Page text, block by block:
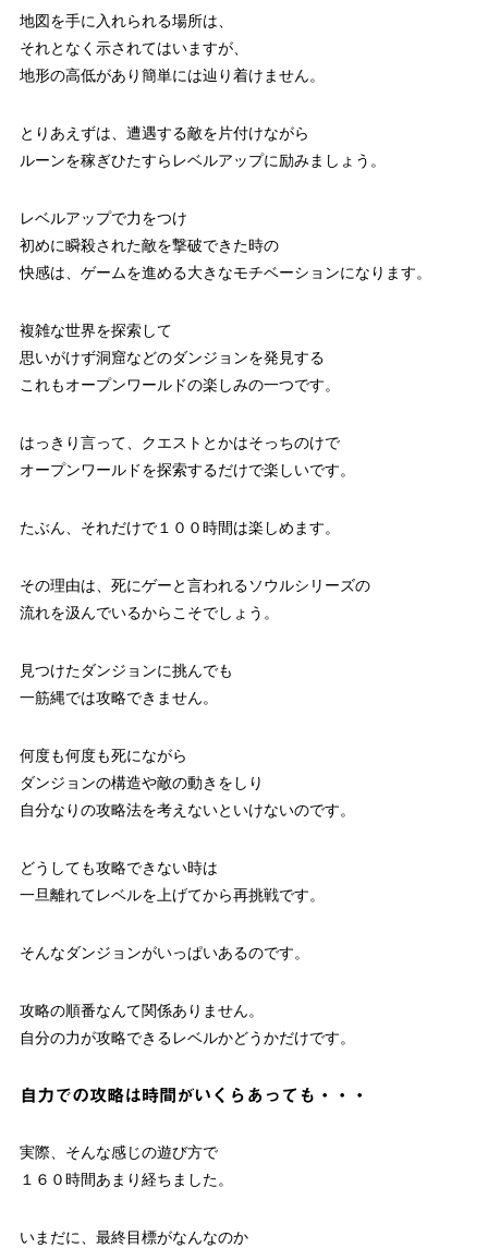
地図を手に入れられる場所は、
それとなく示されてはいますが、
地形の高低があり簡単には辿り着けません。
とりあえずは、遭遇する敵を片付けながら
ルーンを稼ぎひたすらレベルアップに励みましょう。
レベルアップで力をつけ
初めに瞬殺された敵を撃破できた時の
快感は、ゲームを進める大きなモチベーションになります。
複雑な世界を探索して
思いがけず洞窟などのダンジョンを発見する
これもオープンワールドの楽しみの一つです。
はっきり言って、クエストとかはそっちのけで
オープンワールドを探索するだけで楽しいです。
たぶん、それだけで１００時間は楽しめます。
その理由は、死にゲーと言われるソウルシリーズの
流れを汲んでいるからこそでしょう。
見つけたダンジョンに挑んでも
一筋縄では攻略できません。
何度も何度も死にながら
ダンジョンの構造や敵の動きをしり
自分なりの攻略法を考えないといけないのです。
どうしても攻略できない時は
一旦離れてレベルを上げてから再挑戦です。
そんなダンジョンがいっぱいあるのです。
攻略の順番なんて関係ありません。
自分の力が攻略できるレベルかどうかだけです。
自力での攻略は時間がいくらあっても・・・
実際、そんな感じの遊び方で
１６０時間あまり経ちました。
いまだに、最終目標がなんなのか